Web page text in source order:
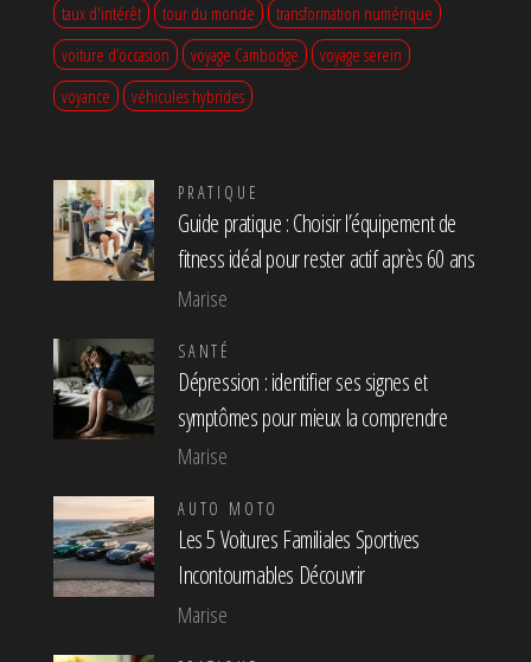
taux d'intérêt
tour du monde
transformation numérique
voiture d’occasion
voyage Cambodge
voyage serein
voyance
véhicules hybrides
PRATIQUE
Guide pratique : Choisir l’équipement de
fitness idéal pour rester actif après 60 ans
Marise
SANTÉ
Dépression : identifier ses signes et
symptômes pour mieux la comprendre
Marise
AUTO MOTO
Les 5 Voitures Familiales Sportives
Incontournables Découvrir
Marise